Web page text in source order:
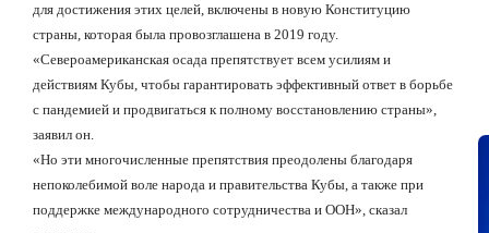
для достижения этих целей, включены в новую Конституцию
страны, которая была провозглашена в 2019 году.
«Североамериканская осада препятствует всем усилиям и
действиям Кубы, чтобы гарантировать эффективный ответ в борьбе
с пандемией и продвигаться к полному восстановлению страны»,
заявил он.
«Но эти многочисленные препятствия преодолены благодаря
непоколебимой воле народа и правительства Кубы, а также при
поддержке международного сотрудничества и ООН», сказал